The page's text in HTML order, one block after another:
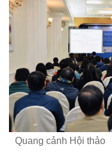
Quang cảnh Hội thảo